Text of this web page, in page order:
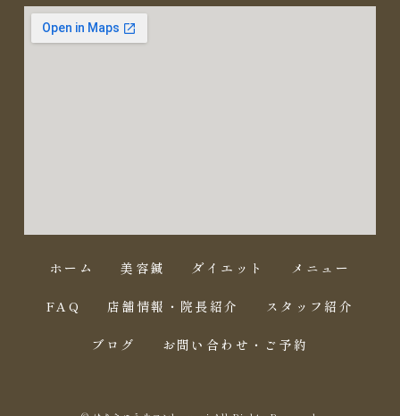
ホーム 美容鍼 ダイエット メニュー
FAQ 店舗情報・院長紹介 スタッフ紹介
ブログ お問い合わせ・ご予約